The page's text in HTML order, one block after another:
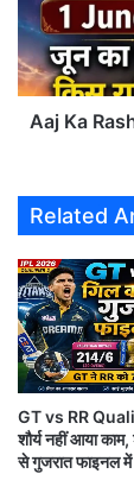
18
into
isn’t
of
—
सब
पर
पड़ेगा
असर
2026:
जून
का
पहला
दिन
के
लिए
खुशखबरी?
Aaj Ka
Related
GT vs RR
शौर्य नहीं आया
से गुजरात फाइनल में